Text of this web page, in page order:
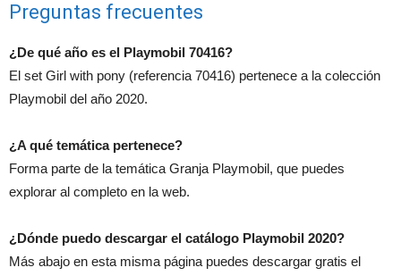
Preguntas frecuentes
¿De qué año es el Playmobil 70416?
El set Girl with pony (referencia 70416) pertenece a la colección
Playmobil del año 2020.
¿A qué temática pertenece?
Forma parte de la temática Granja Playmobil, que puedes
explorar al completo en la web.
¿Dónde puedo descargar el catálogo Playmobil 2020?
Más abajo en esta misma página puedes descargar gratis el